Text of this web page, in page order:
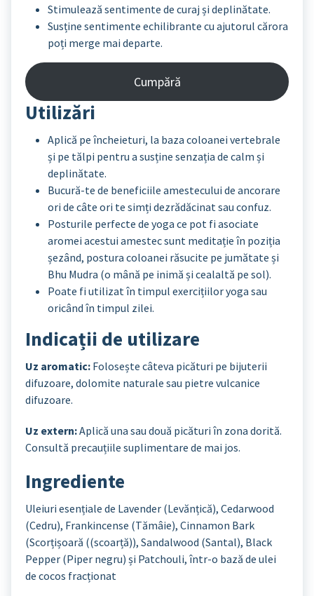
Stimulează sentimente de curaj și deplinătate.
Susține sentimente echilibrante cu ajutorul cărora
poți merge mai departe.
Cumpără
Utilizări
Aplică pe încheieturi, la baza coloanei vertebrale
și pe tălpi pentru a susține senzația de calm și
deplinătate.
Bucură-te de beneficiile amestecului de ancorare
ori de câte ori te simți dezrădăcinat sau confuz.
Posturile perfecte de yoga ce pot fi asociate
aromei acestui amestec sunt meditație în poziția
șezând, postura coloanei răsucite pe jumătate și
Bhu Mudra (o mână pe inimă și cealaltă pe sol).
Poate fi utilizat în timpul exercițiilor yoga sau
oricând în timpul zilei.
Indicații de utilizare
Uz aromatic: Folosește câteva picături pe bijuterii
difuzoare, dolomite naturale sau pietre vulcanice
difuzoare.
Uz extern:Aplică una sau două picături în zona dorită.
Consultă precauțiile suplimentare de mai jos.
Ingrediente
Uleiuri esențiale de Lavender (Levănțică), Cedarwood
(Cedru), Frankincense (Tămâie), Cinnamon Bark
(Scorțișoară ((scoarță)), Sandalwood (Santal), Black
Pepper (Piper negru) și Patchouli, într-o bază de ulei
de cocos fracționat